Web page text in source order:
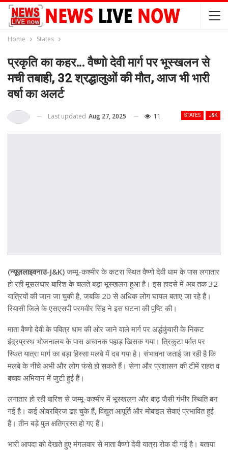
Home States
प्रकृति का कहर… वैष्णो देवी मार्ग पर भूस्खलन से
मची तबाही, 32 श्रद्धालुओं की मौत, आज भी भारी
वर्षा का अलर्ट
STATES J&K
Last updated Aug 27, 2025 11
(न्यूज़लाइवनाउ-J&K)जम्मू-कश्मीर के कटरा स्थित वैष्णो देवी धाम के पास लगातार
हो रही मूसलधार बारिश के चलते बड़ा भूस्खलन हुआ है। इस हादसे में अब तक 32
यात्रियों की जान जा चुकी है, जबकि 20 से अधिक लोग घायल बताए जा रहे हैं।
रियासी जिले के एसएसपी परमवीर सिंह ने इस घटना की पुष्टि की।
माता वैष्णो देवी के पवित्र धाम की ओर जाने वाले मार्ग पर अर्द्धकुंवारी के निकट
इंद्रप्रस्थ भोजनालय के पास अचानक पहाड़ खिसक गया। त्रिकुटा पर्वत पर
स्थित यात्रा मार्ग का बड़ा हिस्सा मलबे में दब गया है। संभावना जताई जा रही है कि
मलबे के नीचे अभी और लोग फंसे हो सकते हैं। सेना और प्रशासन की टीमें राहत व
बचाव अभियान में जुटी हुई हैं।
लगातार हो रही बारिश से जम्मू-कश्मीर में भूस्खलन और बाढ़ जैसी गंभीर स्थिति बन
गई है। कई ओवरब्रिज ढह चुके हैं, विद्युत आपूर्ति और मोबाइल सेवाएं प्रभावित हुई
हैं। तीन बड़े पुल क्षतिग्रस्त हो गए हैं।
भारी आपदा को देखते हुए मंगलवार से माता वैष्णो देवी यात्रा रोक दी गई है। बताया